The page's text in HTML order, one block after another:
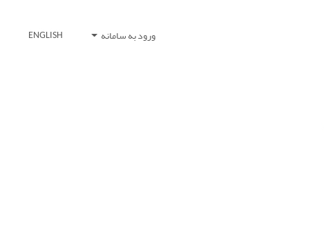
ورود به سامانه ENGLISH